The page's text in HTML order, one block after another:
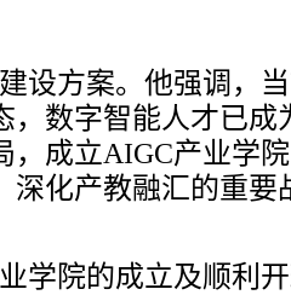
设方案。他强调，
数字智能人才已成
成立AIGC产业学
化产教融汇的重要
学院的成立及顺利